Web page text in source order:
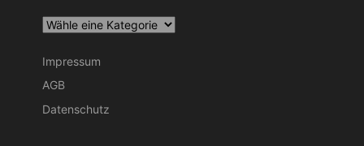
Impressum
AGB
Datenschutz